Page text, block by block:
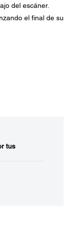
del escáner.
el final de su
tus